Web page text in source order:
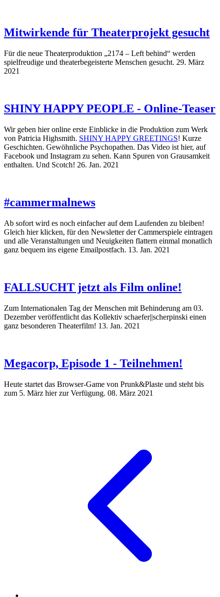
Mitwirkende für Theaterprojekt gesucht
Für die neue Theaterproduktion „2174 – Left behind“ werden
spielfreudige und theaterbegeisterte Menschen gesucht. 29. März
2021
SHINY HAPPY PEOPLE - Online-Teaser
Wir geben hier online erste Einblicke in die Produktion zum Werk
von Patricia Highsmith. SHINY HAPPY GREETINGS! Kurze
Geschichten. Gewöhnliche Psychopathen. Das Video ist hier, auf
Facebook und Instagram zu sehen. Kann Spuren von Grausamkeit
enthalten. Und Scotch! 26. Jan. 2021
#cammermalnews
Ab sofort wird es noch einfacher auf dem Laufenden zu bleiben!
Gleich hier klicken, für den Newsletter der Cammerspiele eintragen
und alle Veranstaltungen und Neuigkeiten flattern einmal monatlich
ganz bequem ins eigene Emailpostfach. 13. Jan. 2021
FALLSUCHT jetzt als Film online!
Zum Internationalen Tag der Menschen mit Behinderung am 03.
Dezember veröffentlicht das Kollektiv schaefer||scherpinski einen
ganz besonderen Theaterfilm! 13. Jan. 2021
Megacorp, Episode 1 - Teilnehmen!
Heute startet das Browser-Game von Prunk&Plaste und steht bis
zum 5. März hier zur Verfügung. 08. März 2021